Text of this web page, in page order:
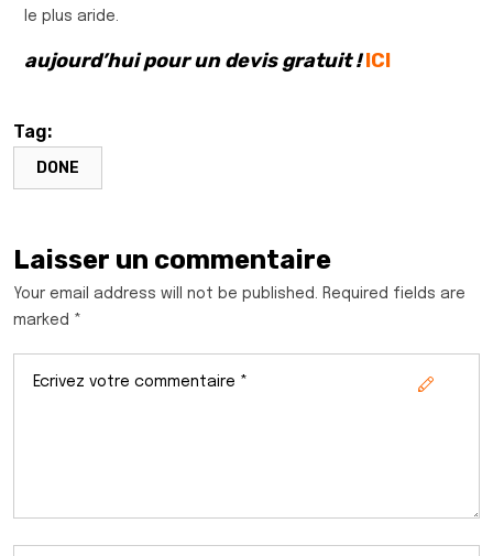
le plus aride.
aujourd’hui pour un devis gratuit ! ICI
Tag:
DONE
Laisser un commentaire
Your email address will not be published. Required fields are
marked *